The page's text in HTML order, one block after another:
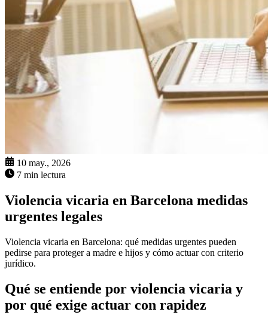
10 may., 2026
7 min lectura
Violencia vicaria en Barcelona medidas
urgentes legales
Violencia vicaria en Barcelona: qué medidas urgentes pueden
pedirse para proteger a madre e hijos y cómo actuar con criterio
jurídico.
Qué se entiende por violencia vicaria y
por qué exige actuar con rapidez